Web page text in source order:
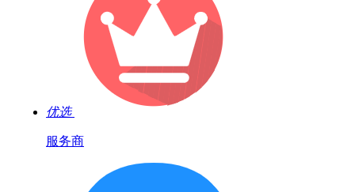
优选
服务商